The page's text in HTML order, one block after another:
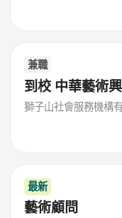
兼職
到校 中華藝術
獅子山社會服務機構
最新
藝術顧問